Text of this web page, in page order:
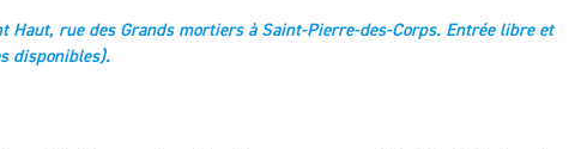
Haut, rue des Grands mortiers à Saint-Pierre-des-Corps. Entrée libre et
disponibles).